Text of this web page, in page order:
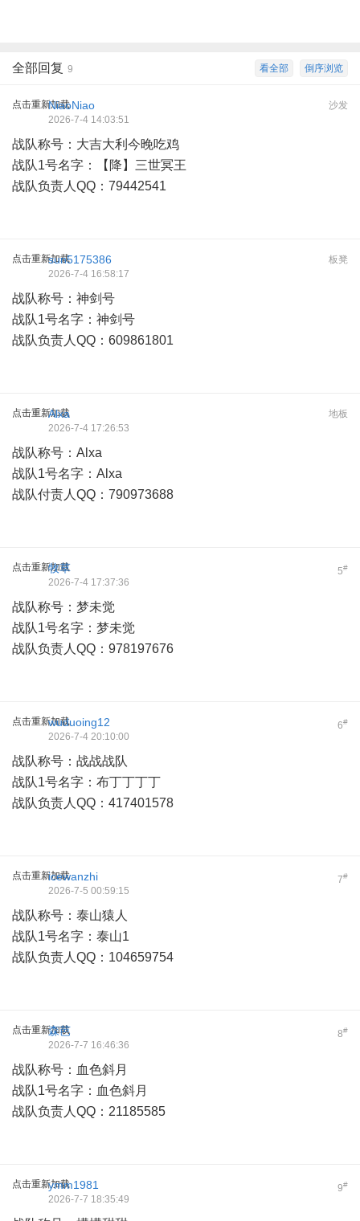
倒序浏览
看全部
全部回复 9
点击重新加载 沙发
NiaoNiao
2026-7-4 14:03:51
战队称号：大吉大利今晚吃鸡
战队1号名字：【降】三世冥王
战队负责人QQ：79442541
点击重新加载 板凳
sun5175386
2026-7-4 16:58:17
战队称号：神剑号
战队1号名字：神剑号
战队负责人QQ：609861801
点击重新加载 地板
Alxa
2026-7-4 17:26:53
战队称号：Alxa
战队1号名字：Alxa
战队付责人QQ：790973688
点击重新加载 5#
牧草
2026-7-4 17:37:36
战队称号：梦未觉
战队1号名字：梦未觉
战队负责人QQ：978197676
点击重新加载 6#
wuduoing12
2026-7-4 20:10:00
战队称号：战战战队
战队1号名字：布丁丁丁丁
战队负责人QQ：417401578
点击重新加载 7#
icewanzhi
2026-7-5 00:59:15
战队称号：泰山猿人
战队1号名字：泰山1
战队负责人QQ：104659754
点击重新加载 8#
森芭
2026-7-7 16:46:36
战队称号：血色斜月
战队1号名字：血色斜月
战队负责人QQ：21185585
点击重新加载 9#
ymm1981
2026-7-7 18:35:49